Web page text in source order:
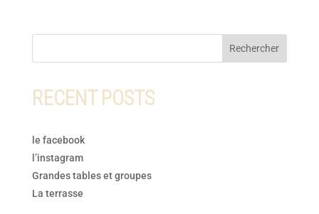
Rechercher
RECENT POSTS
le facebook
l’instagram
Grandes tables et groupes
La terrasse